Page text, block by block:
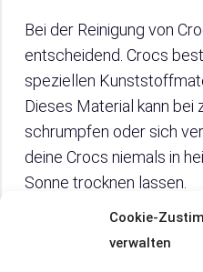
Cookie-
verwalten
Bei der Reinigung von
entscheidend. Crocs
speziellen
Dieses Material kann bei
schrumpfen oder sich
deine Crocs niemals in
Sonne trocknen lassen.